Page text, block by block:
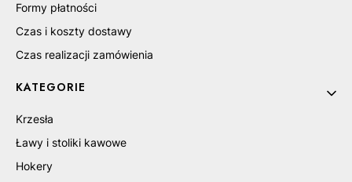
Formy płatności
Czas i koszty dostawy
Czas realizacji zamówienia
KATEGORIE
Krzesła
Ławy i stoliki kawowe
Hokery